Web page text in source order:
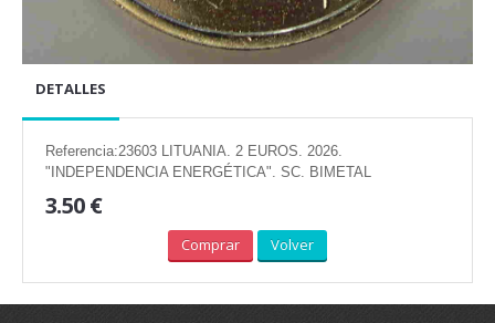
DETALLES
Referencia:23603 LITUANIA. 2 EUROS. 2026.
"INDEPENDENCIA ENERGÉTICA". SC. BIMETAL
3.50 €
Comprar Volver